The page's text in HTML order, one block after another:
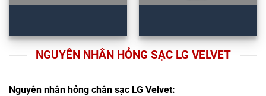
NGUYÊN NHÂN HỎNG SẠC LG VELVET
Nguyên nhân hỏng chân sạc LG Velvet: